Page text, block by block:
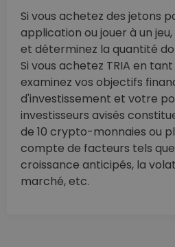
Si vous achetez des jetons
application ou jouer à un
et déterminez la quantité
Si vous achetez TRIA en
examinez vos objectifs
d'investissement et votre
investisseurs avisés
de 10 crypto-monnaies ou
compte de facteurs tels
croissance anticipés, la
marché, etc.